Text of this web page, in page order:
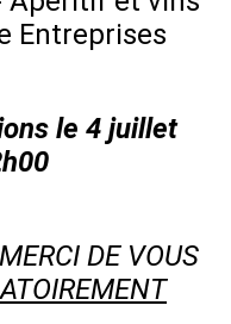
Entreprises
le 4 juillet
DE VOUS